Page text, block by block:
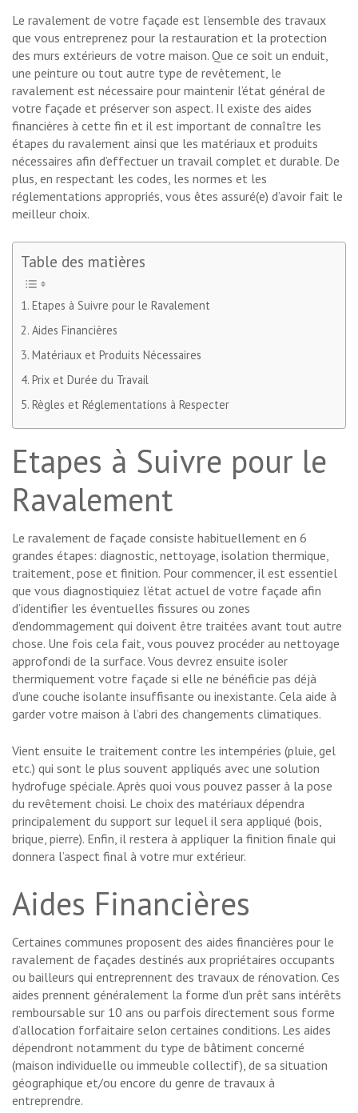
Le ravalement de votre façade est l’ensemble des travaux
que vous entreprenez pour la restauration et la protection
des murs extérieurs de votre maison. Que ce soit un enduit,
une peinture ou tout autre type de revêtement, le
ravalement est nécessaire pour maintenir l’état général de
votre façade et préserver son aspect. Il existe des aides
financières à cette fin et il est important de connaître les
étapes du ravalement ainsi que les matériaux et produits
nécessaires afin d’effectuer un travail complet et durable. De
plus, en respectant les codes, les normes et les
réglementations appropriés, vous êtes assuré(e) d’avoir fait le
meilleur choix.
Table des matières
Etapes à Suivre pour le Ravalement
Aides Financières
Matériaux et Produits Nécessaires
Prix et Durée du Travail
Règles et Réglementations à Respecter
Etapes à Suivre pour le
Ravalement
Le ravalement de façade consiste habituellement en 6
grandes étapes: diagnostic, nettoyage, isolation thermique,
traitement, pose et finition. Pour commencer, il est essentiel
que vous diagnostiquiez l’état actuel de votre façade afin
d’identifier les éventuelles fissures ou zones
d’endommagement qui doivent être traitées avant tout autre
chose. Une fois cela fait, vous pouvez procéder au nettoyage
approfondi de la surface. Vous devrez ensuite isoler
thermiquement votre façade si elle ne bénéficie pas déjà
d’une couche isolante insuffisante ou inexistante. Cela aide à
garder votre maison à l’abri des changements climatiques.
Vient ensuite le traitement contre les intempéries (pluie, gel
etc.) qui sont le plus souvent appliqués avec une solution
hydrofuge spéciale. Après quoi vous pouvez passer à la pose
du revêtement choisi. Le choix des matériaux dépendra
principalement du support sur lequel il sera appliqué (bois,
brique, pierre). Enfin, il restera à appliquer la finition finale qui
donnera l’aspect final à votre mur extérieur.
Aides Financières
Certaines communes proposent des aides financières pour le
ravalement de façades destinés aux propriétaires occupants
ou bailleurs qui entreprennent des travaux de rénovation. Ces
aides prennent généralement la forme d’un prêt sans intérêts
remboursable sur 10 ans ou parfois directement sous forme
d’allocation forfaitaire selon certaines conditions. Les aides
dépendront notamment du type de bâtiment concerné
(maison individuelle ou immeuble collectif), de sa situation
géographique et/ou encore du genre de travaux à
entreprendre.